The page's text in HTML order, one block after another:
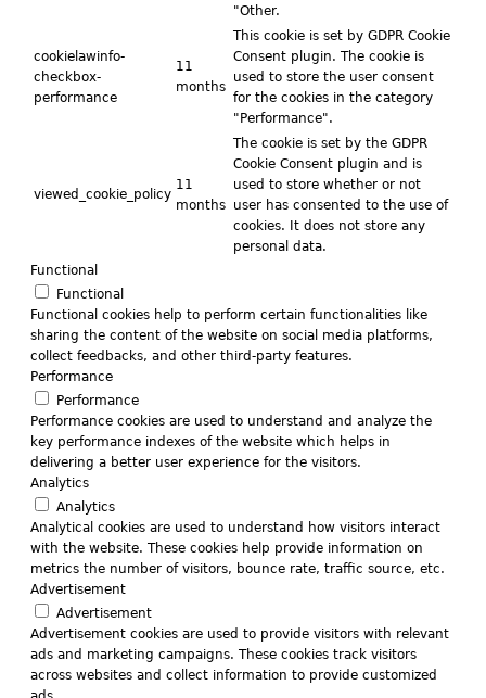
"Other.
cookielawinfo-
checkbox-
performance
11
months
This cookie is set by GDPR Cookie
Consent plugin. The cookie is
used to store the user consent
for the cookies in the category
"Performance".
viewed_cookie_policy
11
months
The cookie is set by the GDPR
Cookie Consent plugin and is
used to store whether or not
user has consented to the use of
cookies. It does not store any
personal data.
Functional
Functional
Functional cookies help to perform certain functionalities like
sharing the content of the website on social media platforms,
collect feedbacks, and other third-party features.
Performance
Performance
Performance cookies are used to understand and analyze the
key performance indexes of the website which helps in
delivering a better user experience for the visitors.
Analytics
Analytics
Analytical cookies are used to understand how visitors interact
with the website. These cookies help provide information on
metrics the number of visitors, bounce rate, traffic source, etc.
Advertisement
Advertisement
Advertisement cookies are used to provide visitors with relevant
ads and marketing campaigns. These cookies track visitors
across websites and collect information to provide customized